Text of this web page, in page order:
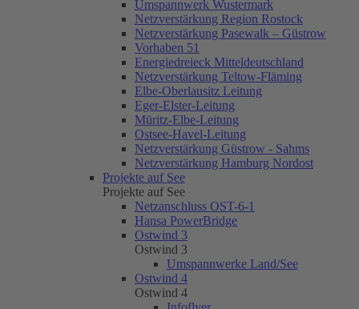
Umspannwerk Wustermark
Netzverstärkung Region Rostock
Netzverstärkung Pasewalk – Güstrow
Vorhaben 51
Energiedreieck Mitteldeutschland
Netzverstärkung Teltow-Fläming
Elbe-Oberlausitz Leitung
Eger-Elster-Leitung
Müritz-Elbe-Leitung
Ostsee-Havel-Leitung
Netzverstärkung Güstrow - Sahms
Netzverstärkung Hamburg Nordost
Projekte auf See
Projekte auf See
Netzanschluss OST-6-1
Hansa PowerBridge
Ostwind 3
Ostwind 3
Umspannwerke Land/See
Ostwind 4
Ostwind 4